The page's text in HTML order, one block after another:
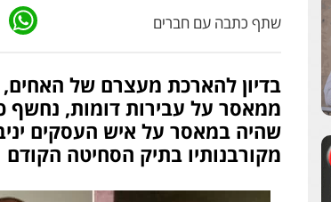
שתף כתבה עם חברים
בדיון להארכת מעצרם של
ממאסר על עבירות דומות, נחשף
שהיה במאסר על איש העסקים
מקורבנותיו בתיק הסחיטה הקודם